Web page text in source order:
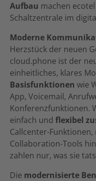
Aufbau machen
Schaltzentrale im
Moderne
Herzstück der neuen
cloud.phone ist der
einheitliches, klares
Basisfunktionen wie
App, Voicemail,
Konferenzfunktionen.
einfach und flexibel
Callcenter-
Collaboration-Tools
zahlen nur, was sie
Die modernisierte